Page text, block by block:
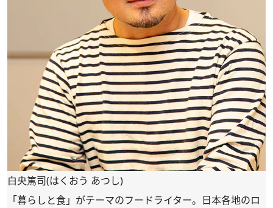
白央篤司(はくおう あつし)
「暮らしと食」がテーマのフードライター。日本各地のロ